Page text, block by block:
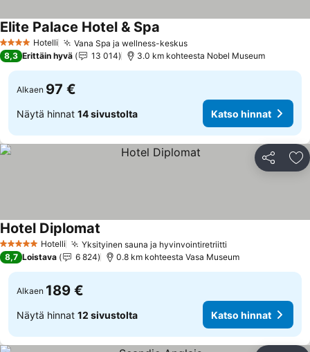
4 Tähtiluokitus
Hotelli Vana Spa ja wellness-keskus
Elite Palace Hotel & Spa
8,3 Erittäin hyvä 13 014 3.0 km kohteesta Nobel Museum
Alkaen 97 €
Näytä hinnat 14 sivustolta Katso hinnat
Jaa
5 Tähtiluokitus
Hotelli Yksityinen sauna ja hyvinvointiretriitti
Hotel Diplomat
8,7 Loistava 6 824 0.8 km kohteesta Vasa Museum
Alkaen 189 €
Näytä hinnat 12 sivustolta Katso hinnat